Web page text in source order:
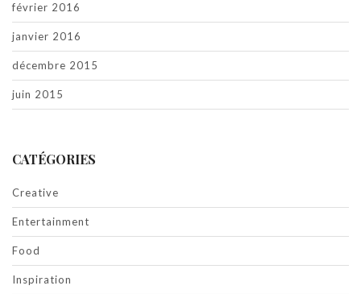
février 2016
janvier 2016
décembre 2015
juin 2015
CATÉGORIES
Creative
Entertainment
Food
Inspiration